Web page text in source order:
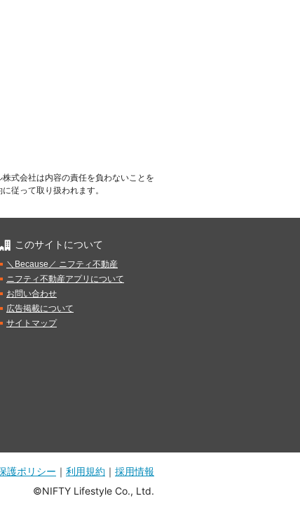
式会社は内容の責任を負わないことを
従って取り扱われます。
このサイトについて
＼Because／ ニフティ不動産
ニフティ不動産アプリについて
お問い合わせ
広告掲載について
サイトマップ
護ポリシー ｜ 利用規約 ｜ 採用情報
©NIFTY Lifestyle Co., Ltd.